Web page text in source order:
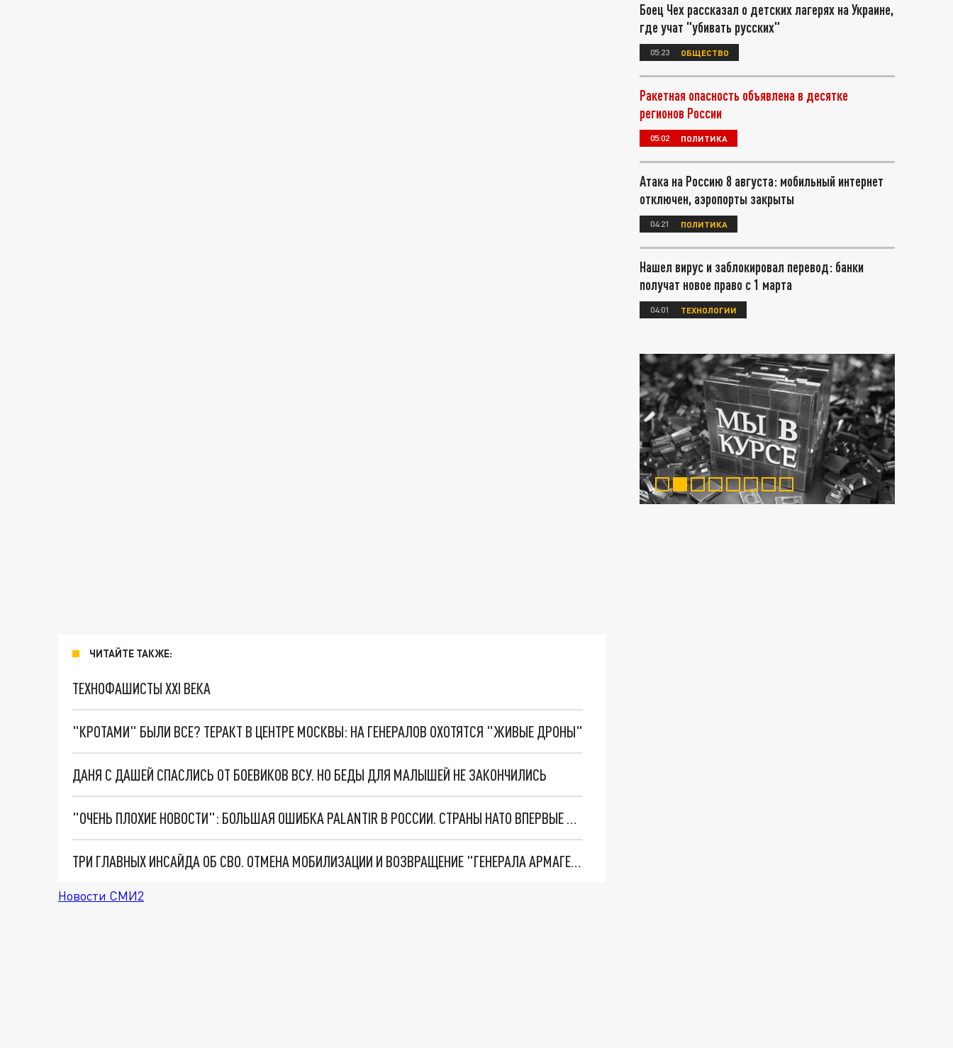
ЧИТАЙТЕ ТАКЖЕ:
ТЕХНОФАШИСТЫ XXI ВЕКА
"КРОТАМИ" БЫЛИ ВСЕ? ТЕРАКТ В ЦЕНТРЕ МОСКВЫ: НА ГЕНЕРАЛОВ ОХОТЯТСЯ "ЖИВЫЕ ДРОНЫ"
ДАНЯ С ДАШЕЙ СПАСЛИСЬ ОТ БОЕВИКОВ ВСУ. НО БЕДЫ ДЛЯ МАЛЫШЕЙ НЕ ЗАКОНЧИЛИСЬ
"ОЧЕНЬ ПЛОХИЕ НОВОСТИ": БОЛЬШАЯ ОШИБКА PALANTIR В РОССИИ. СТРАНЫ НАТО ВПЕРВЫЕ ЗА СВО ОСТАНОВИЛИ ПОСТАВКИ ОРУЖИЯ. ВСУ ТЕРЯЮТ ПРИГРАНИЧЬЕ?
ТРИ ГЛАВНЫХ ИНСАЙДА ОБ СВО. ОТМЕНА МОБИЛИЗАЦИИ И ВОЗВРАЩЕНИЕ "ГЕНЕРАЛА АРМАГЕДДОНА"? ОТЛИЧНЫЕ НОВОСТИ, КОТОРЫЕ ЖДАЛИ ВСЕ
Новости СМИ2
Боец Чех рассказал о детских лагерях на Украине,
где учат "убивать русских"
05:23 ОБЩЕСТВО
Ракетная опасность объявлена в десятке
регионов России
05:02 ПОЛИТИКА
Атака на Россию 8 августа: мобильный интернет
отключен, аэропорты закрыты
04:21 ПОЛИТИКА
Нашел вирус и заблокировал перевод: банки
получат новое право с 1 марта
04:01 ТЕХНОЛОГИИ